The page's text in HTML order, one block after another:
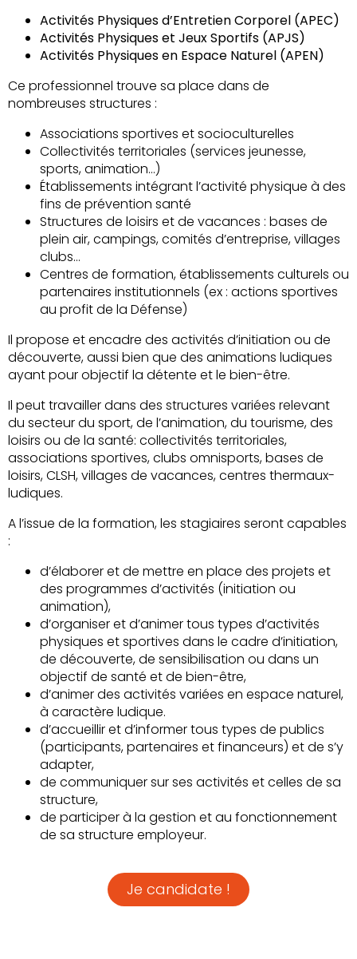
Activités Physiques d’Entretien Corporel (APEC)
Activités Physiques et Jeux Sportifs (APJS)
Activités Physiques en Espace Naturel (APEN)
Ce professionnel trouve sa place dans de
nombreuses structures :
Associations sportives et socioculturelles
Collectivités territoriales (services jeunesse,
sports, animation…)
Établissements intégrant l’activité physique à des
fins de prévention santé
Structures de loisirs et de vacances : bases de
plein air, campings, comités d’entreprise, villages
clubs…
Centres de formation, établissements culturels ou
partenaires institutionnels (ex : actions sportives
au profit de la Défense)
Il propose et encadre des activités d’initiation ou de
découverte, aussi bien que des animations ludiques
ayant pour objectif la détente et le bien-être.
Il peut travailler dans des structures variées relevant
du secteur du sport, de l’animation, du tourisme, des
loisirs ou de la santé: collectivités territoriales,
associations sportives, clubs omnisports, bases de
loisirs, CLSH, villages de vacances, centres thermaux-
ludiques.
A l’issue de la formation, les stagiaires seront capables
:
d’élaborer et de mettre en place des projets et
des programmes d’activités (initiation ou
animation),
d’organiser et d’animer tous types d’activités
physiques et sportives dans le cadre d’initiation,
de découverte, de sensibilisation ou dans un
objectif de santé et de bien-être,
d’animer des activités variées en espace naturel,
à caractère ludique.
d’accueillir et d’informer tous types de publics
(participants, partenaires et financeurs) et de s’y
adapter,
de communiquer sur ses activités et celles de sa
structure,
de participer à la gestion et au fonctionnement
de sa structure employeur.
Je candidate !